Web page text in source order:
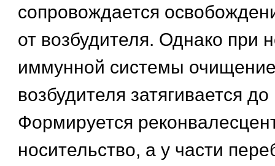
сопровождается
от возбудителя. Однако при
иммунной системы
возбудителя затягивается
Формируется
носительство, а у части